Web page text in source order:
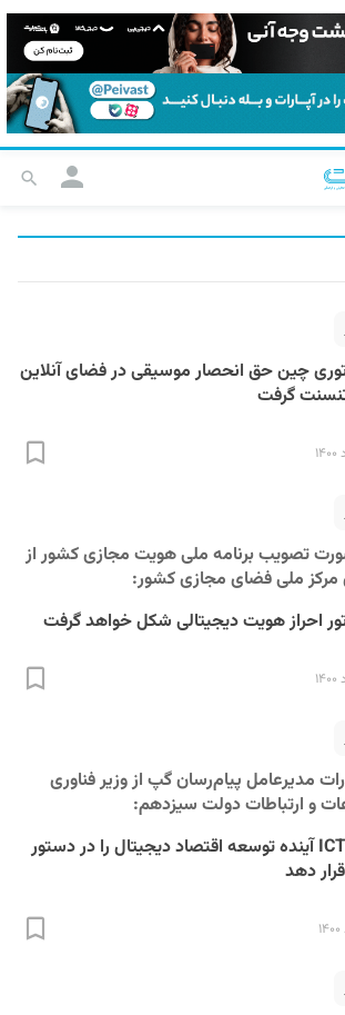
چین حق انحصار موسیقی در فضای آنلاین
تنسنت گرفت
تصویب برنامه ملی هویت مجازی کشور از
ملی فضای مجازی کشور:
احراز هویت دیجیتالی شکل خواهد گرفت
مدیرعامل پیام‌رسان گپ از وزیر فناوری
و ارتباطات دولت سیزدهم:
وزیر ICT آینده توسعه اقتصاد دیجیتال را در دستور
دهد